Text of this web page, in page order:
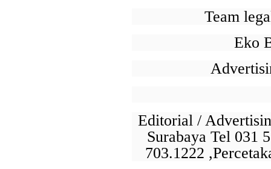
Team
Eko
Editorial /
Surabaya Tel 031
703.1222